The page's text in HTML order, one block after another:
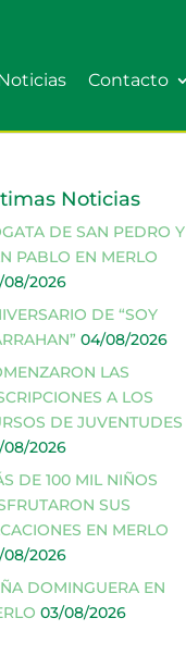
Contacto
Noticias
DE SAN PEDRO Y
PABLO EN MERLO
08/2026
DE “SOY
04/08/2026
LAS
A LOS
DE JUVENTUDES
08/2026
DE 100 MIL NIÑOS
SUS
EN MERLO
08/2026
DOMINGUERA EN
03/08/2026